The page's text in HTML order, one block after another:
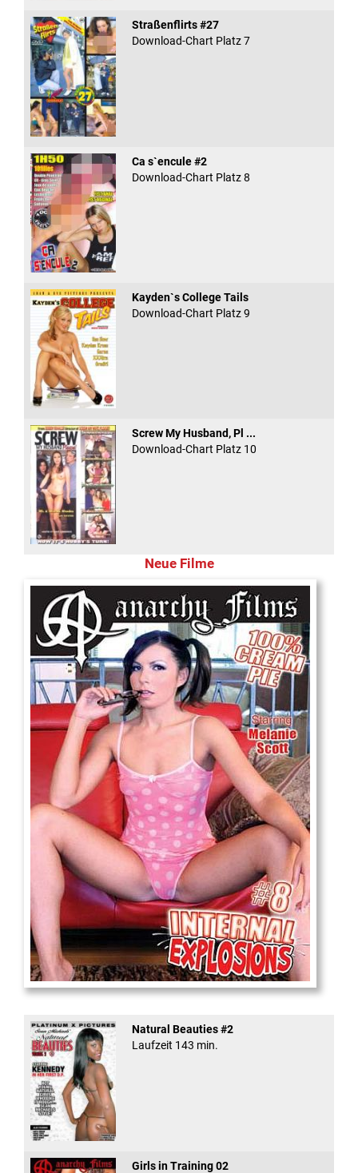
Straßenflirts #27
Download-Chart Platz 7
Ca s`encule #2
Download-Chart Platz 8
Kayden`s College Tails
Download-Chart Platz 9
Screw My Husband, Pl ...
Download-Chart Platz 10
Neue Filme
Internal Explosionen
Natural Beauties #2
Laufzeit 143 min.
Girls in Training 02